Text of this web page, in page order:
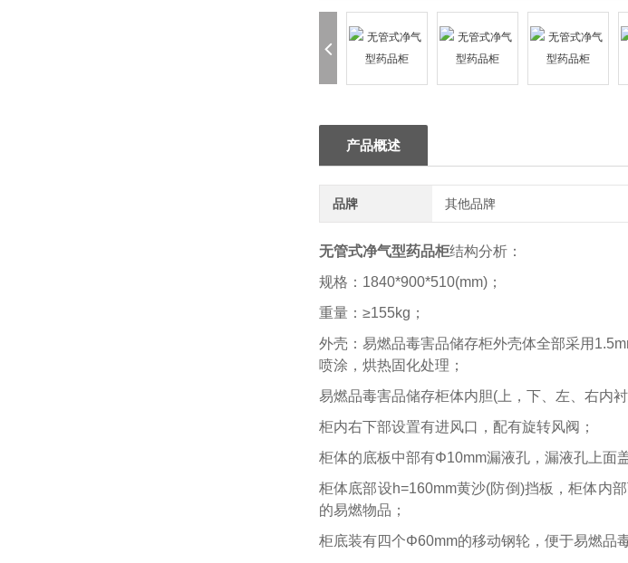
产品概述
品牌 其他品牌
无管式净气型药品柜结构分析：
规格：1840*900*510(mm)；
重量：≥155kg；
外壳：易燃品毒害品储存柜外壳体全部采用
喷涂，烘热固化处理；
易燃品毒害品储存柜体内胆(上，下、左、右内
柜内右下部设置有进风口，配有旋转风阀；
柜体的底板中部有Φ10mm漏液孔，漏液孔上面
柜体底部设h=160mm黄沙(防倒)挡板，柜体内
的易燃物品；
柜底装有四个Φ60mm的移动钢轮，便于易燃品